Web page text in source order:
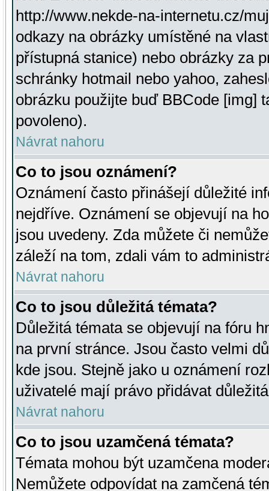
http://www.nekde-na-internetu.cz/
odkazy na obrázky umístěné na
přístupná stanice) nebo obrázky za
schránky hotmail nebo yahoo,
obrázku použijte buď BBCode [img]
povoleno).
Návrat nahoru
Co to jsou oznámení?
Oznámení často přinášejí důležité
nejdříve. Oznámení se objevují na
jsou uvedeny. Zda můžete či
záleží na tom, zdali vám to
Návrat nahoru
Co to jsou důležitá témata?
Důležitá témata se objevují na fóru
na první stránce. Jsou často velmi
kde jsou. Stejně jako u oznámení
uživatelé mají právo přidávat
Návrat nahoru
Co to jsou uzamčená témata?
Témata mohou být uzamčena
Nemůžete odpovídat na zamčená